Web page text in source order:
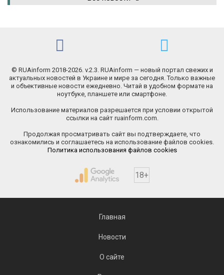
© RUAinform 2018-2026. v.2.3. RUAinform — новый портал свежих и
актуальных новостей в Украине и мире за сегодня. Только важные
и объективные новости ежедневно. Читай в удобном формате на
ноутбуке, планшете или смартфоне.
Использование материалов разрешается при условии открытой
ссылки на сайт ruainform.com.
Продолжая просматривать сайт вы подтверждаете, что
ознакомились и соглашаетесь на использование файлов cookies.
Политика использования файлов cookies
18+
Главная
Новости
О сайте